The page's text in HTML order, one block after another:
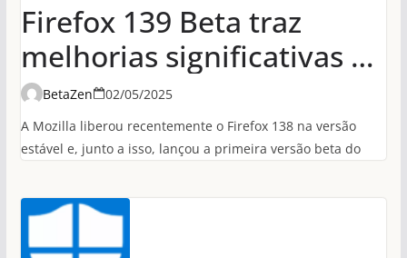
Firefox 139 Beta traz
melhorias significativas de
desempenho em
conexões HTTP/3
BetaZen
02/05/2025
A Mozilla liberou recentemente o Firefox 138 na versão
estável e, junto a isso, lançou a primeira versão beta do